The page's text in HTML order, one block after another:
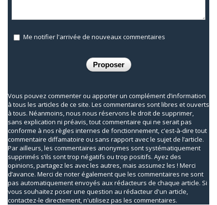
Me notifier l'arrivée de nouveaux commentaires
Vous pouvez commenter ou apporter un complément d’information
à tous les articles de ce site. Les commentaires sont libres et ouverts
à tous. Néanmoins, nous nous réservons le droit de supprimer,
sans explication ni préavis, tout commentaire qui ne serait pas
conforme à nos règles internes de fonctionnement, c'est-à-dire tout
commentaire diffamatoire ou sans rapport avec le sujet de l’article.
Par ailleurs, les commentaires anonymes sont systématiquement
supprimés s’ils sont trop négatifs ou trop positifs. Ayez des
opinions, partagez les avec les autres, mais assumez les ! Merci
d’avance. Merci de noter également que les commentaires ne sont
pas automatiquement envoyés aux rédacteurs de chaque article. Si
vous souhaitez poser une question au rédacteur d'un article,
contactez-le directement, n'utilisez pas les commentaires.